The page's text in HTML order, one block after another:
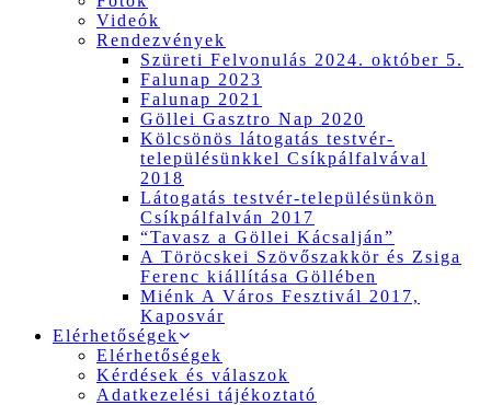
Videók
Rendezvények
Szüreti Felvonulás 2024. október 5.
Falunap 2023
Falunap 2021
Göllei Gasztro Nap 2020
Kölcsönös látogatás testvér-
településünkkel Csíkpálfalvával
2018
Látogatás testvér-településünkön
Csíkpálfalván 2017
“Tavasz a Göllei Kácsalján”
A Töröcskei Szövőszakkör és Zsiga
Ferenc kiállítása Göllében
Miénk A Város Fesztivál 2017,
Kaposvár
Elérhetőségek
Elérhetőségek
Kérdések és válaszok
Adatkezelési tájékoztató